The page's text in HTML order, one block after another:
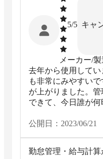
5/5 キャ
メーカー/
去年から使用して
も非常にみやすい
が上がりました。
できて、今日誰が
ので非常に管理が
対応や有休をきち
公開日： 2023/06/21
勤怠管理・給与計算